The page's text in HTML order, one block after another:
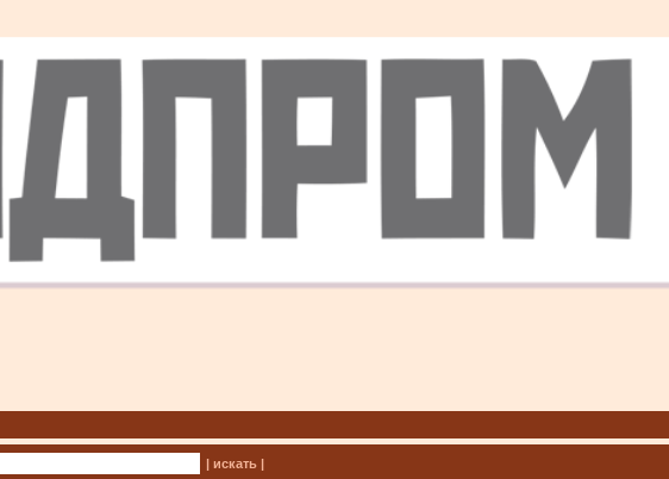
| искать |